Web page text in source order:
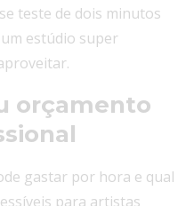
teste de dois minutos
estúdio super
orçamento
gastar por hora e qual
para artistas